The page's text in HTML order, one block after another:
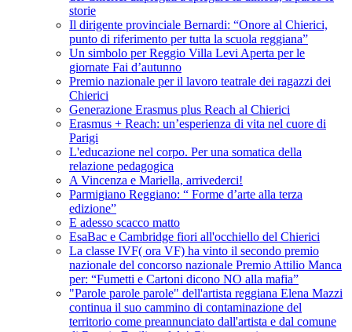
storie
Il dirigente provinciale Bernardi: “Onore al Chierici,
punto di riferimento per tutta la scuola reggiana”
Un simbolo per Reggio Villa Levi Aperta per le
giornate Fai d’autunno
Premio nazionale per il lavoro teatrale dei ragazzi dei
Chierici
Generazione Erasmus plus Reach al Chierici
Erasmus + Reach: un’esperienza di vita nel cuore di
Parigi
L'educazione nel corpo. Per una somatica della
relazione pedagogica
A Vincenza e Mariella, arrivederci!
Parmigiano Reggiano: “ Forme d’arte alla terza
edizione”
E adesso scacco matto
EsaBac e Cambridge fiori all'occhiello del Chierici
La classe IVF( ora VF) ha vinto il secondo premio
nazionale del concorso nazionale Premio Attilio Manca
per: “Fumetti e Cartoni dicono NO alla mafia”
"Parole parole parole" dell'artista reggiana Elena Mazzi
continua il suo cammino di contaminazione del
territorio come preannunciato dall'artista e dal comune